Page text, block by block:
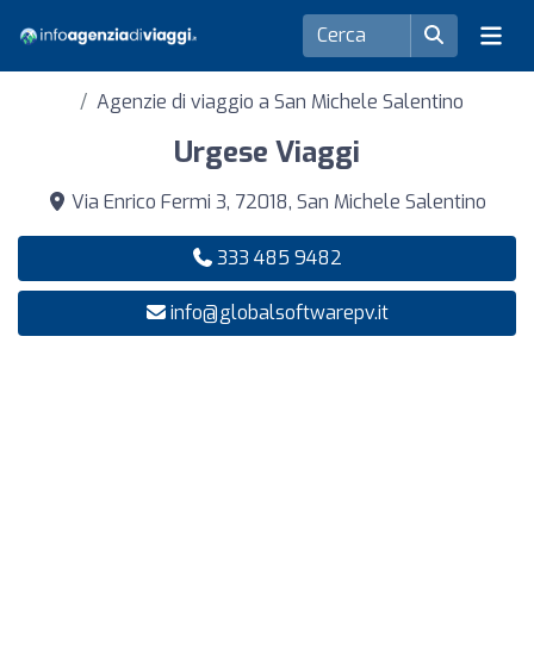
Agenzie di viaggio a San Michele Salentino
Urgese Viaggi
Via Enrico Fermi 3, 72018, San Michele Salentino
333 485 9482
info@globalsoftwarepv.it